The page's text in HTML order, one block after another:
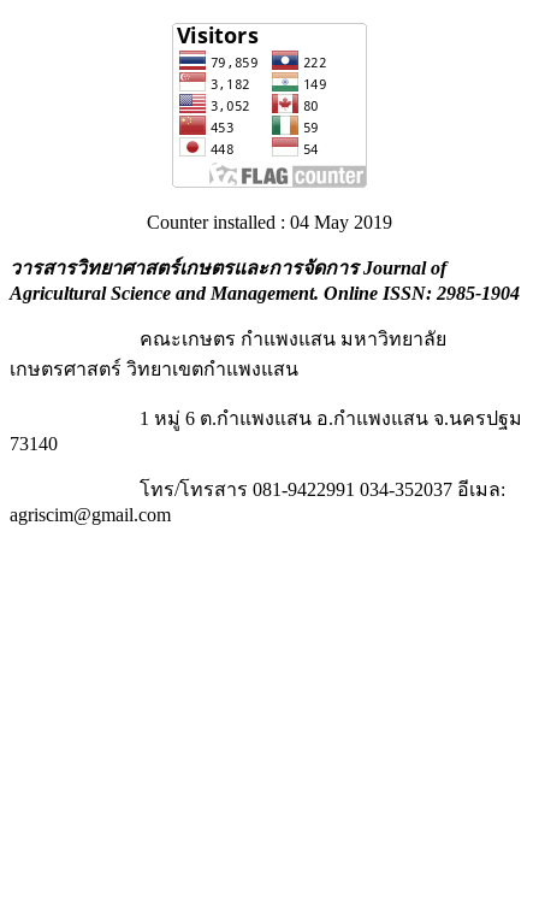
Counter installed : 04 May 2019
วารสารวิทยาศาสตร์เกษตรและการจัดการ Journal of
Agricultural Science and Management. Online ISSN: 2985-1904
คณะเกษตร กำแพงแสน มหาวิทยาลัย
เกษตรศาสตร์ วิทยาเขตกำแพงแสน
1 หมู่ 6 ต.กำแพงแสน อ.กำแพงแสน จ.นครปฐม
73140
โทร/โทรสาร 081-9422991 034-352037 อีเมล:
agriscim@gmail.com